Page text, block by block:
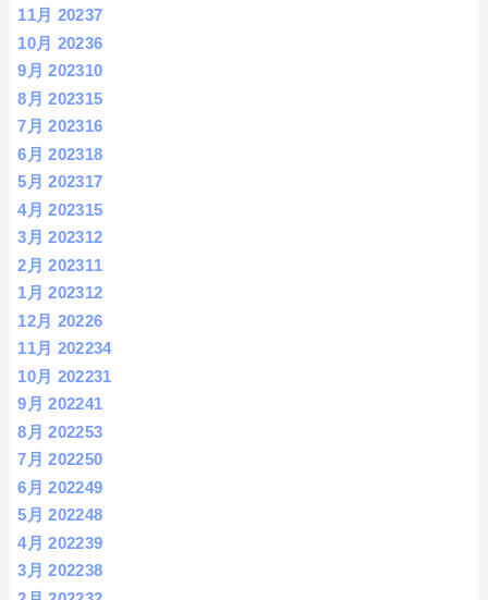
11月 20237
10月 20236
9月 202310
8月 202315
7月 202316
6月 202318
5月 202317
4月 202315
3月 202312
2月 202311
1月 202312
12月 20226
11月 202234
10月 202231
9月 202241
8月 202253
7月 202250
6月 202249
5月 202248
4月 202239
3月 202238